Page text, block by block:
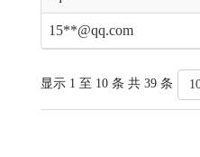
15**@qq.com
显示 1 至 10 条 共 39 条